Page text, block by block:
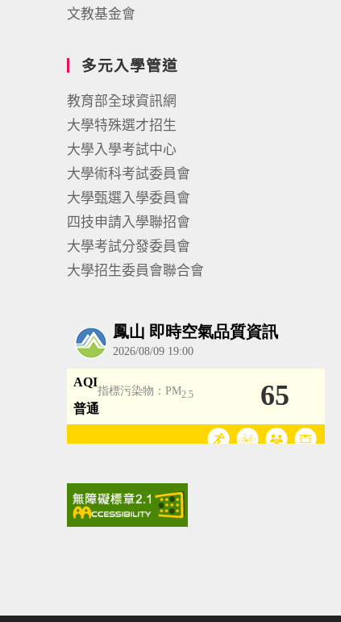
文教基金會
多元入學管道
教育部全球資訊網
大學特殊選才招生
大學入學考試中心
大學術科考試委員會
大學甄選入學委員會
四技申請入學聯招會
大學考試分發委員會
大學招生委員會聯合會